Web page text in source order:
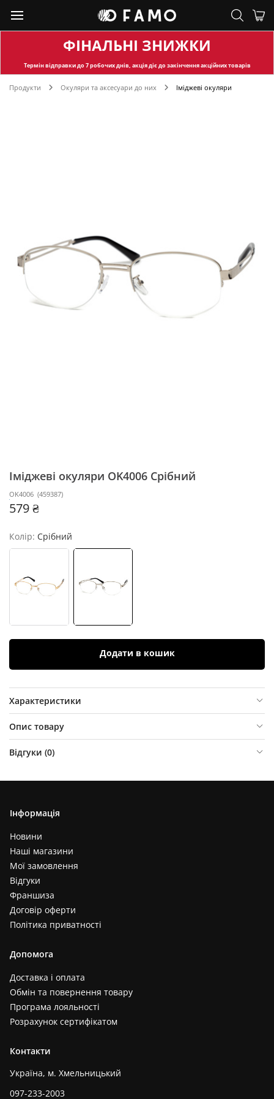
ФІНАЛЬНІ ЗНИЖКИ
Термін відправкидо 7 робочих днів, акція діє до закінчення акційних товарів
Продукти Окуляри та аксесуари до них Іміджеві окуляри
Іміджеві окуляри OK4006 Срібний
OK4006 (459387)
579 ₴
Колір: Срібний
Додати в кошик
Характеристики
Опис товару
Відгуки (0)
Інформація
Новини
Наші магазини
Мої замовлення
Відгуки
Франшиза
Договір оферти
Політика приватності
Допомога
Доставка і оплата
Обмін та повернення товару
Програма лояльності
Розрахунок сертифікатом
Контакти
Україна, м. Хмельницький
097-233-2003